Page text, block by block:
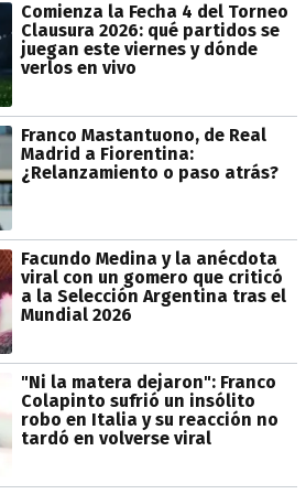
Comienza la Fecha 4 del Torneo
Clausura 2026: qué partidos se
juegan este viernes y dónde
verlos en vivo
Franco Mastantuono, de Real
Madrid a Fiorentina:
¿Relanzamiento o paso atrás?
Facundo Medina y la anécdota
viral con un gomero que criticó
a la Selección Argentina tras el
Mundial 2026
"Ni la matera dejaron": Franco
Colapinto sufrió un insólito
robo en Italia y su reacción no
tardó en volverse viral